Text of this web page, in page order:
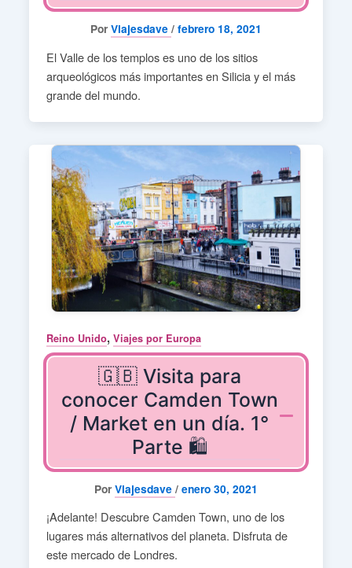
Por Viajesdave / febrero 18, 2021
El Valle de los templos es uno de los sitios
arqueológicos más importantes en Silicia y el más
grande del mundo.
Reino Unido, Viajes por Europa
🇬🇧 Visita para
conocer Camden Town
/ Market en un día. 1°
Parte 🛍️
Por Viajesdave / enero 30, 2021
¡Adelante! Descubre Camden Town, uno de los
lugares más alternativos del planeta. Disfruta de
este mercado de Londres.